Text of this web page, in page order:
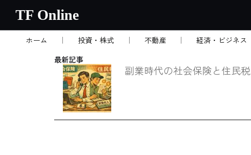
を
TF Online
ホーム 投資・株式 不動産 経済・ビジネス
最新記事
副業時代の社会保険と住民税